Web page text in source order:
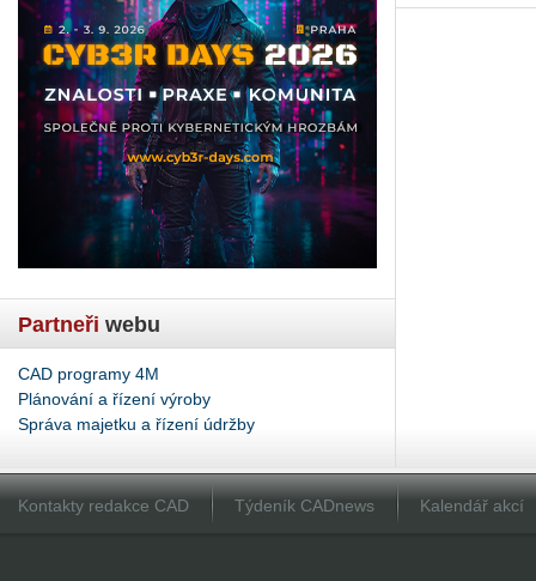
Partneři webu
CAD programy 4M
Plánování a řízení výroby
Správa majetku a řízení údržby
Kontakty redakce CAD Týdeník CADnews Kalendář akcí